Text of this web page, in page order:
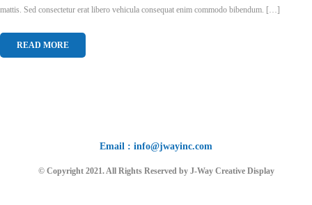
mattis. Sed consectetur erat libero vehicula consequat enim commodo bibendum. […]
READ MORE
Email : info@jwayinc.com
© Copyright 2021. All Rights Reserved by J-Way Creative Display